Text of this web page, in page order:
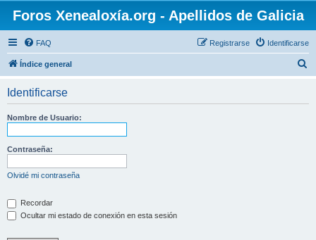
Foros Xenealoxía.org - Apellidos de Galicia
FAQ Identificarse
Registrarse
Índice general
Identificarse
Nombre de Usuario:
Contraseña:
Olvidé mi contraseña
Recordar
Ocultar mi estado de conexión en esta sesión